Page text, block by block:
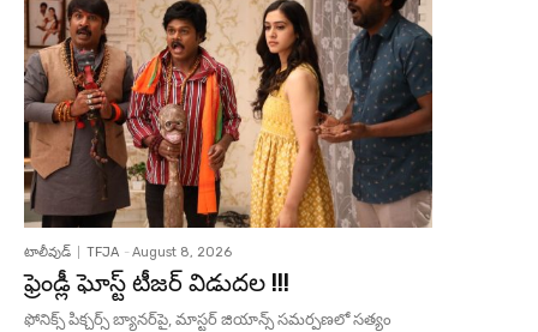
టాలీవుడ్ TFJA - August 8, 2026
ఫ్రెండ్లీ ఘోస్ట్ టీజర్ విడుదల !!!
ఫోనిక్స్ పిక్చర్స్ బ్యానర్‌పై, మాస్టర్ జియాన్స్ సమర్పణలో సత్యం